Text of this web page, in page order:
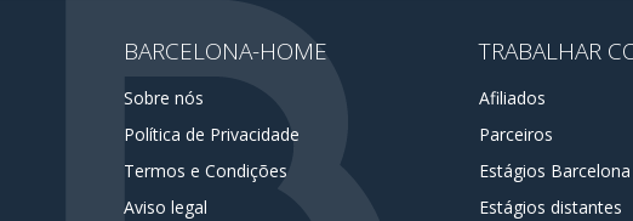
BARCELONA-HOME
Sobre nós
Política de Privacidade
Termos e Condições
Aviso legal
TRABALHAR
Afiliados
Parceiros
Estágios Barcelona
Estágios distantes